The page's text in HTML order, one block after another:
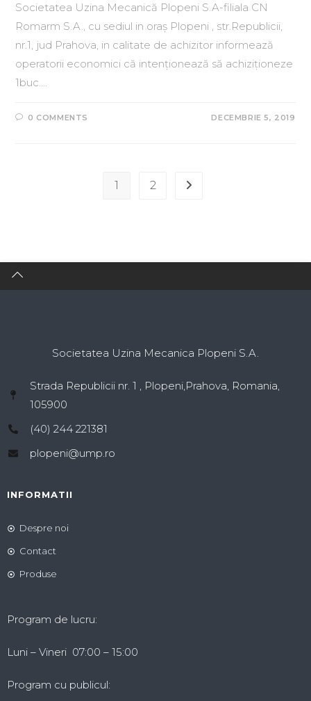
Societatea Uzina Mecanică Plopeni S.A-filiala CN
Romarm S.A., cu sediul in oraș Plopeni , str.Republicii,
nr.1, jud Prahova, in calitate de achizitor informează
operatorii economici că intenționează să achiziționeze
1buc.…
0 COMMENTS DECEMBRIE 5, 2019
1 2
Societatea Uzina Mecanica Plopeni S.A.
Strada Republicii nr. 1 , Plopeni,Prahova, Romania,
105900
(40) 244 221381
plopeni@ump.ro
INFORMATII
Despre noi
Contact
Produse
Program de lucru:
Luni – Vineri 07:00 – 15:00
Program cu publicul: